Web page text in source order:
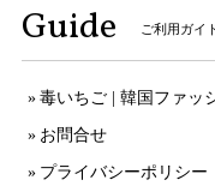
Guide ご利用ガイ
毒いちご | 韓国ファッ
お問合せ
プライバシーポリシー